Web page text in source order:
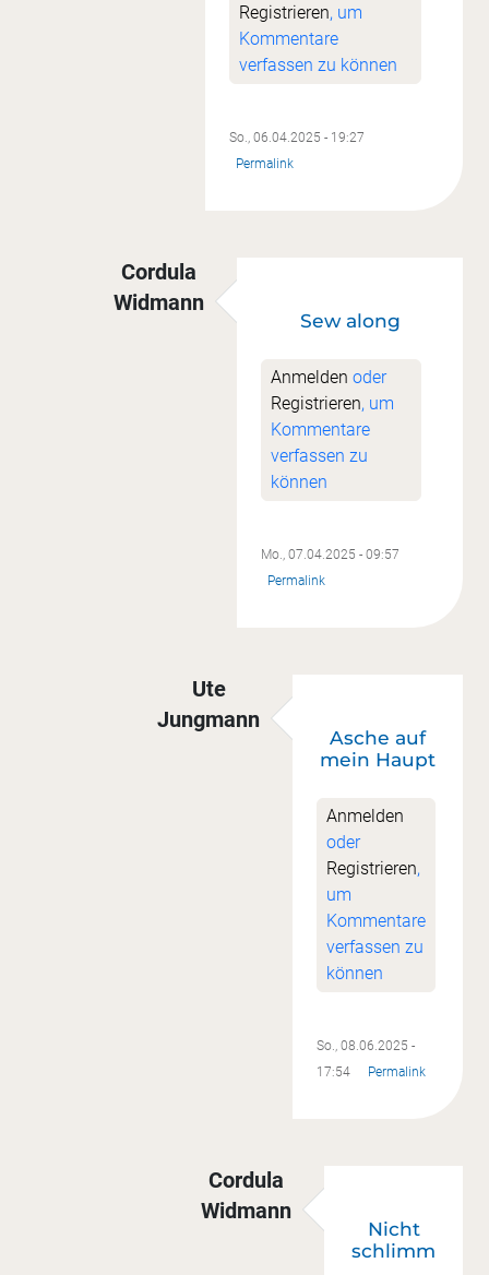
Registrieren, um
Kommentare
verfassen zu können
So., 06.04.2025 - 19:27
Permalink
Cordula
Widmann
Ich glaube....vonUte
Sew along
Anmelden oder
Registrieren, um
Kommentare
verfassen zu
können
Mo., 07.04.2025 - 09:57
Permalink
Ute
Jungmann
Sew alongvonCordula
Asche auf
mein Haupt
Anmelden
oder
Registrieren,
um
Kommentare
verfassen zu
können
So., 08.06.2025 -
17:54
Permalink
Cordula
Widmann
Asche auf mein
Nicht
schlimm